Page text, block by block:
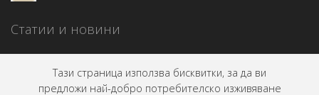
Статии и новини
Тази страница използва бисквитки, за да ви
предложи най-добро потребителско изживяване